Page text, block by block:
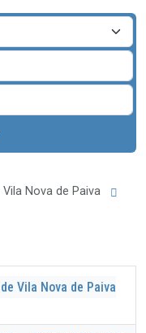
Nova de Paiva
Vila Nova de Paiva